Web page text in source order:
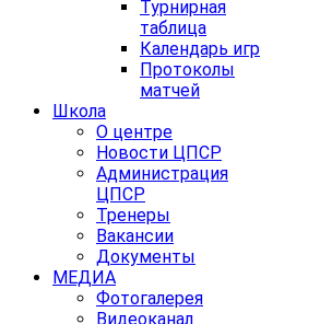
Турнирная
таблица
Календарь игр
Протоколы
матчей
Школа
О центре
Новости ЦПСР
Администрация
ЦПСР
Тренеры
Вакансии
Документы
МЕДИА
Фотогалерея
Видеоканал